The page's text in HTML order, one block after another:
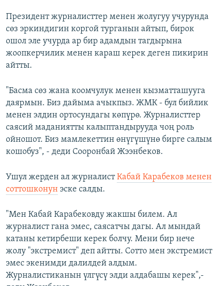
Президент журналисттер менен жолугуу учурунда
сөз эркиндигин коргой турганын айтып, бирок
ошол эле учурда ар бир адамдын тагдырына
жоопкерчилик менен караш керек деген пикирин
айтты.
"Басма сөз жана коомчулук менен кызматташууга
даярмын. Биз дайыма ачыкпыз. ЖМК - бул бийлик
менен элдин ортосундагы көпүрө. Журналисттер
саясий маданиятты калыптандырууда чоң роль
ойношот. Биз мамлекеттин өнүгүшүнө бирге салым
кошобуз", - деди Сооронбай Жээнбеков.
Ушул жерден ал журналистКабай Карабеков менен
соттошконун эске салды.
"Мен Кабай Карабековду жакшы билем. Ал
журналист гана эмес, саясатчы дагы. Ал мындай
катаны кетирбеши керек болчу. Мени бир нече
жолу "экстремист" деп айтты. Сотто мен экстремист
эмес экенимди далилдей алдым.
Журналистиканын үлгүсү элди алдабашы керек",-